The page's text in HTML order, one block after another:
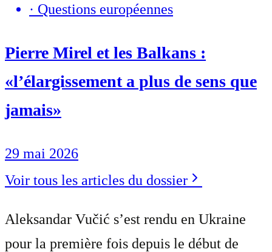
· Questions européennes
Pierre Mirel et les Balkans :
«l’élargissement a plus de sens que
jamais»
29 mai 2026
Voir tous les articles du dossier
Aleksandar Vučić s’est rendu en Ukraine
pour la première fois depuis le début de